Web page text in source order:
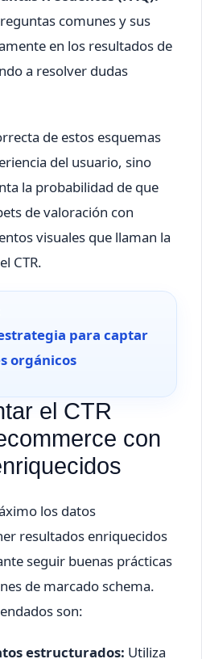
comunes y sus
en los resultados de
a resolver dudas
de estos esquemas
del usuario, sino
la probabilidad de que
de valoración con
visuales que llaman la
CTR.
estrategia para captar
orgánicos
el CTR
con
los datos
resultados enriquecidos
seguir buenas prácticas
de marcado schema.
son:
estructurados: Utiliza